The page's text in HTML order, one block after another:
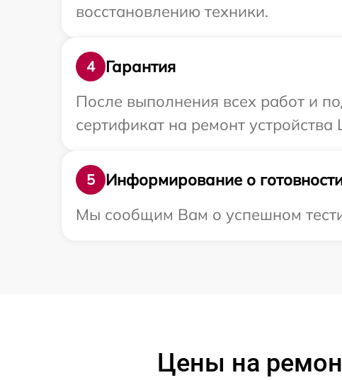
восстановлению техники.
4
Гарантия
После выполнения всех работ и
сертификат на ремонт
5
Информирование о
Мы сообщим Вам о успешном
Цены на